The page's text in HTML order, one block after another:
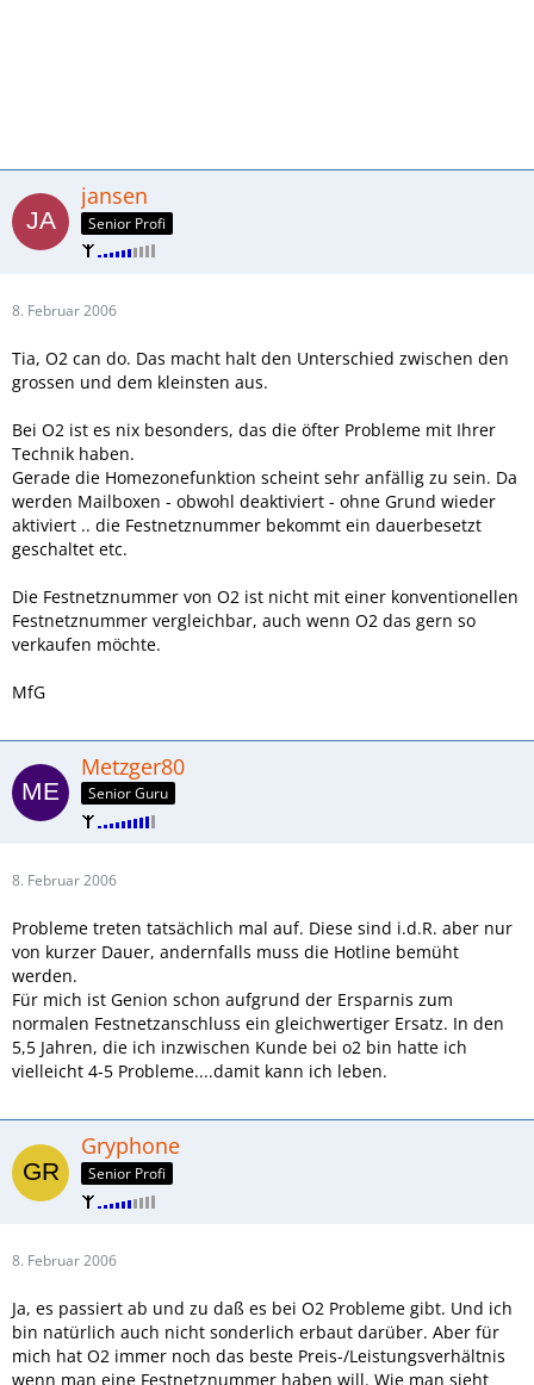
jansen
Senior Profi
8. Februar 2006
Tia, O2 can do. Das macht halt den Unterschied zwischen den
grossen und dem kleinsten aus.
Bei O2 ist es nix besonders, das die öfter Probleme mit Ihrer
Technik haben.
Gerade die Homezonefunktion scheint sehr anfällig zu sein. Da
werden Mailboxen - obwohl deaktiviert - ohne Grund wieder
aktiviert .. die Festnetznummer bekommt ein dauerbesetzt
geschaltet etc.
Die Festnetznummer von O2 ist nicht mit einer konventionellen
Festnetznummer vergleichbar, auch wenn O2 das gern so
verkaufen möchte.
MfG
Metzger80
Senior Guru
8. Februar 2006
Probleme treten tatsächlich mal auf. Diese sind i.d.R. aber nur
von kurzer Dauer, andernfalls muss die Hotline bemüht
werden.
Für mich ist Genion schon aufgrund der Ersparnis zum
normalen Festnetzanschluss ein gleichwertiger Ersatz. In den
5,5 Jahren, die ich inzwischen Kunde bei o2 bin hatte ich
vielleicht 4-5 Probleme....damit kann ich leben.
Gryphone
Senior Profi
8. Februar 2006
Ja, es passiert ab und zu daß es bei O2 Probleme gibt. Und ich
bin natürlich auch nicht sonderlich erbaut darüber. Aber für
mich hat O2 immer noch das beste Preis-/Leistungsverhältnis
wenn man eine Festnetznummer haben will. Wie man sieht